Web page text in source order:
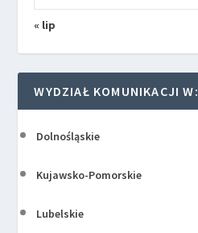
« lip
WYDZIAŁ KOMUNIKACJI W:
Dolnośląskie
Kujawsko-Pomorskie
Lubelskie